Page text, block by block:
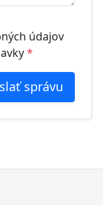
údajov
*
správu